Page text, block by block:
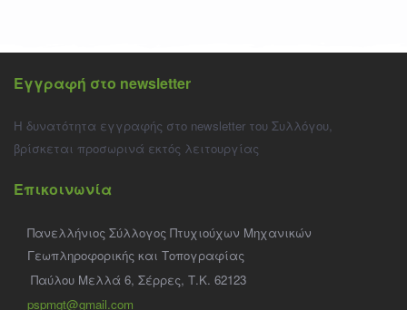
Εγγραφή στο newsletter
Η δυνατότητα εγγραφής στο newsletter του Συλλόγου,
βρίσκεται προσωρινά εκτός λειτουργίας
Επικοινωνία
Πανελλήνιος Σύλλογος Πτυχιούχων Μηχανικών
Γεωπληροφορικής και Τοπογραφίας
Παύλου Μελλά 6, Σέρρες, Τ.Κ. 62123
pspmgt@gmail.com